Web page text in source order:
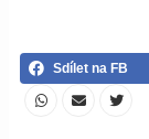
Sdílet na FB